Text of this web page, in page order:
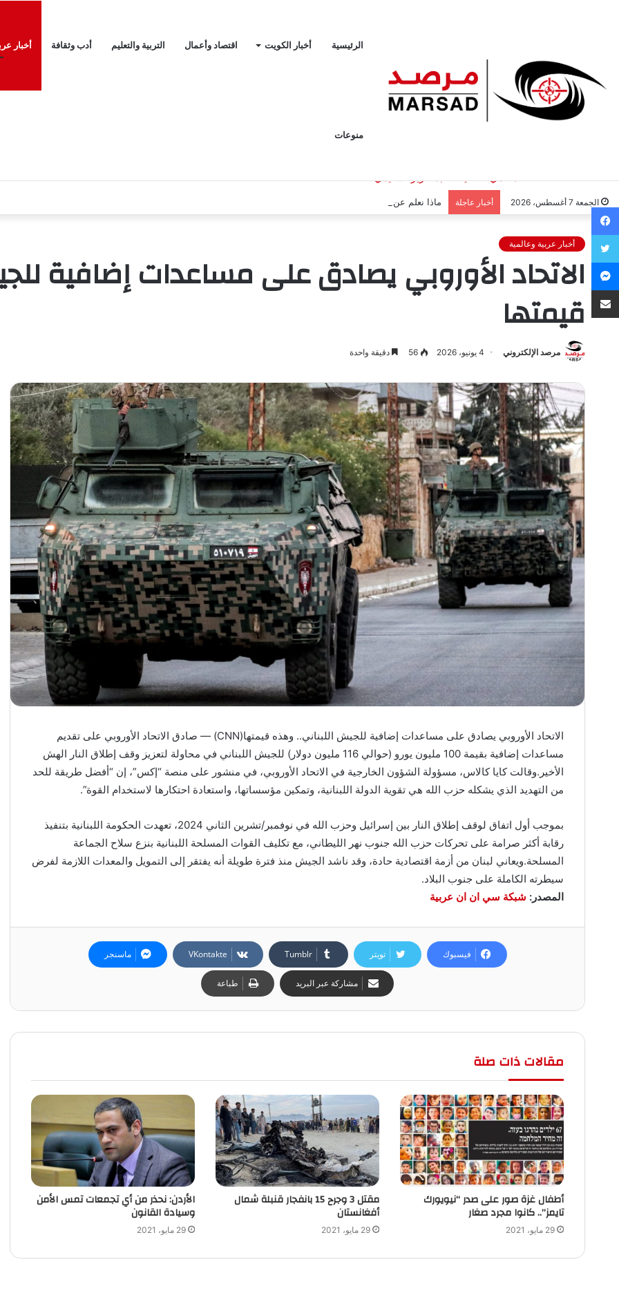
الرئيسية أخبار الكويت اقتصاد وأعمال التربية والتعليم أدب وثقافة أخبار
منوعات
الجمعة 7 أغسطس، 2026 أخبار عاجلة ماذا نعلم عن السعودي عبدالله الشهري بعد تعيينه قائدا للتحالف البحري؟
أخبار عربية وعالمية
الاتحاد الأوروبي يصادق على مساعدات إضافية
قيمتها
مرصد الإلكتروني 4 يونيو، 2026 56 دقيقة واحدة
الاتحاد الأوروبي يصادق على مساعدات إضافية للجيش اللبناني.. وهذه قيمتها(CNN) — صادق الاتحاد الأوروبي على تقديم
مساعدات إضافية بقيمة 100 مليون يورو (حوالي 116 مليون دولار) للجيش اللبناني في محاولة لتعزيز وقف إطلاق النار الهش
الأخير.وقالت كايا كالاس، مسؤولة الشؤون الخارجية في الاتحاد الأوروبي، في منشور على منصة “إكس”، إن “أفضل طريقة للحد
من التهديد الذي يشكله حزب الله هي تقوية الدولة اللبنانية، وتمكين مؤسساتها، واستعادة احتكارها لاستخدام القوة”.
بموجب أول اتفاق لوقف إطلاق النار بين إسرائيل وحزب الله في نوفمبر/تشرين الثاني 2024، تعهدت الحكومة اللبنانية بتنفيذ
رقابة أكثر صرامة على تحركات حزب الله جنوب نهر الليطاني، مع تكليف القوات المسلحة اللبنانية بنزع سلاح الجماعة
المسلحة.ويعاني لبنان من أزمة اقتصادية حادة، وقد ناشد الجيش منذ فترة طويلة أنه يفتقر إلى التمويل والمعدات اللازمة لفرض
سيطرته الكاملة على جنوب البلاد.
المصدر: شبكة سي ان ان عربية
فيسبوك تويتر ‏Tumblr ماسنجر
مشاركة عبر البريد طباعة
مقالات ذات صلة
أطفال غزة صور على صدر “نيويورك
تايمز”.. كانوا مجرد صغار
29 مايو، 2021
مقتل 3 وجرح 15 بانفجار قنبلة‭ ‬شمال
أفغانستان
29 مايو، 2021
الأردن: نحذر من أي تجمعات تمس الأمن
وسيادة القانون
29 مايو، 2021
فيسبوك
تويتر
ماسنجر